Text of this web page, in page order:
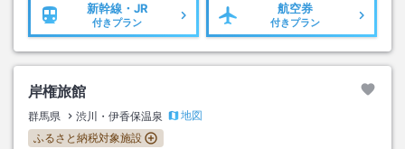
新幹線・JR
付きプラン
航空券
付きプラン
岸権旅館
群馬県 渋川・伊香保温泉
地図
ふるさと納税対象施設